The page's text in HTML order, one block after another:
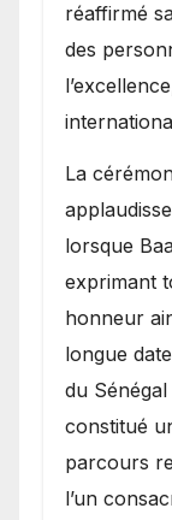
réaffirmé
des
​La
lorsque
exprimant
honneur
longue
du
constitué
parcours
l’un